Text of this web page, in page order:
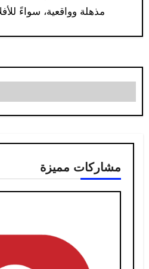
مذهلة وواقعية، سواءً
مشاركات مميزة